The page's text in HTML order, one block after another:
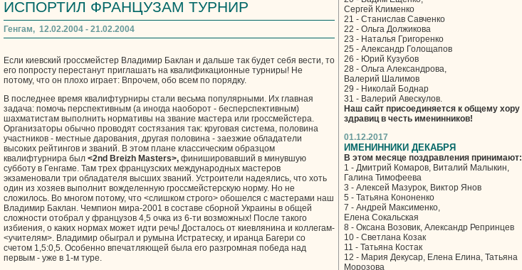
ИСПОРТИЛ ФРАНЦУЗАМ ТУРНИР
Генгам, 12.02.2004 - 21.02.2004
Если киевский гроссмейстер Владимир Баклан и дальше так будет себя вести, то
его попросту перестанут приглашать на квалификационные турниры! Не
потому, что он плохо играет: Впрочем, обо всем по порядку.
В последнее время квалифтурниры стали весьма популярными. Их главная
задача: помочь перспективным (а иногда наоборот - бесперспективным)
шахматистам выполнить нормативы на звание мастера или гроссмейстера.
Организаторы обычно проводят состязания так: круговая система, половина
участников - местные дарования, другая половина - заезжие обладатели
высоких рейтингов и званий. В этом плане классическим образцом
квалифтурнира был <2nd Breizh Masters>, финишировавший в минувшую
субботу в Генгаме. Там трех французских международных мастеров
экзаменовали три обладателя высших званий. Устроители надеялись, что хоть
один из хозяев выполнит вожделенную гроссмейстерскую норму. Но не
сложилось. Во многом потому, что <слишком строго> обошелся с мастерами наш
Владимир Баклан. Чемпион мира-2001 в составе сборной Украины в общей
сложности отобрал у французов 4,5 очка из 6-ти возможных! После такого
избиения, о каких нормах может идти речь! Досталось от киевлянина и коллегам-
<учителям>. Владимир обыграл и румына Истратеску, и иранца Багери со
счетом 1,5:0,5. Особенно впечатляющей была его разгромная победа над
первым - уже в 1-м туре.
Сергей Клименко
21 - Станислав Савченко
22 - Ольга Должикова
23 - Наталья Григоренко
25 - Александр Голощапов
26 - Юрий Кузубов
28 - Ольга Александрова,
Валерий Шалимов
29 - Николай Боднар
31 - Валерий Авескулов.
Наш сайт присоединяется к общему хору
здравиц в честь именинников!
01.12.2017
ИМЕНИННИКИ ДЕКАБРЯ
В этом месяце поздравления принимают:
1 - Дмитрий Комаров, Виталий Малыкин,
Галина Тимофеева
3 - Алексей Мазурок, Виктор Янов
5 - Татьяна Кононенко
7 - Андрей Максименко,
Елена Сокальская
8 - Оксана Возовик, Александр Репринцев
10 - Светлана Козак
11 - Татьяна Костак
12 - Мария Декусар, Елена Елина, Татьяна
Морозова